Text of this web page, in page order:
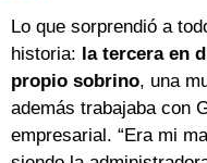
Lo que sorprendió a
historia: la tercera en
propio sobrino, una
además trabajaba con
empresarial. “Era mi